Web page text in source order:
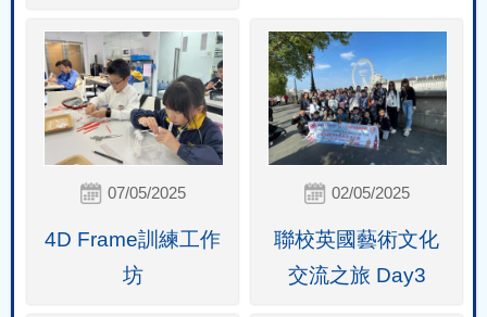
07/05/2025
4D Frame訓練工作
坊
02/05/2025
聯校英國藝術文化
交流之旅 Day3